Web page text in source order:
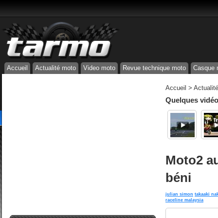
Accueil Actualité moto Video moto Revue technique moto Casque
Accueil >
Quelques
Moto2
béni
julian simon takaaki
raceline malaysia